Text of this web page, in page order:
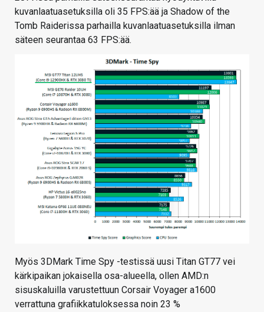
kuvanlaatuasetuksilla oli 35 FPS:ää ja Shadow of the
Tomb Raiderissa parhailla kuvanlaatuasetuksilla ilman
säteen seurantaa 63 FPS:ää.
Myös 3DMark Time Spy -testissä uusi Titan GT77 vei
kärkipaikan jokaisella osa-alueella, ollen AMD:n
sisuskaluilla varustettuun Corsair Voyager a1600
verrattuna grafiikkatuloksessa noin 23 %